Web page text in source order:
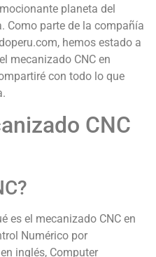
planeta del
Como parte de la compañía
hemos estado a
mecanizado CNC en
con todo lo que
CNC
es el mecanizado CNC en
Numérico por
inglés, Computer